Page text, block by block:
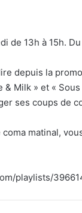
de 13h à 15h.
depuis la
Milk » et «
ses coups de
matinal,
playlists/